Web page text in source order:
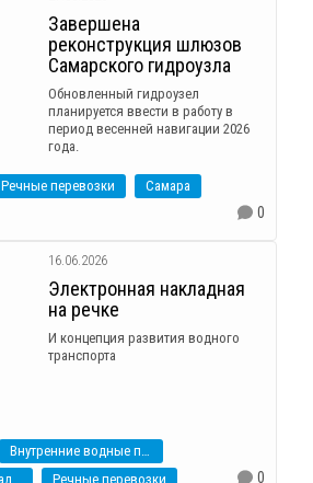
Завершена
реконструкция шлюзов
Самарского гидроузла
Обновленный гидроузел
планируется ввести в работу в
период весенней навигации 2026
года.
Речные перевозки
Самара
0
16.06.2026
Электронная накладная
на речке
И концепция развития водного
транспорта
Речные перевозки 0